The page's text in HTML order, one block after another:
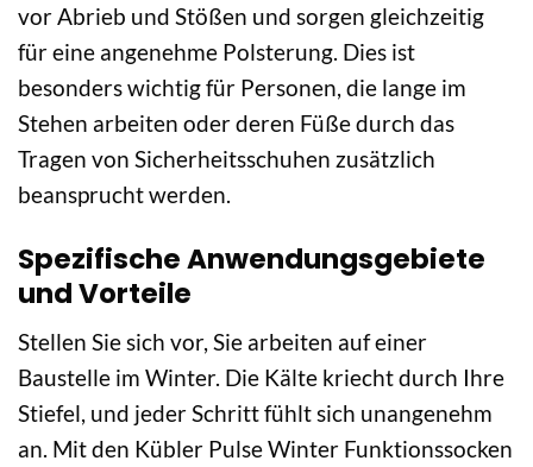
vor Abrieb und Stößen und sorgen gleichzeitig
für eine angenehme Polsterung. Dies ist
besonders wichtig für Personen, die lange im
Stehen arbeiten oder deren Füße durch das
Tragen von Sicherheitsschuhen zusätzlich
beansprucht werden.
Spezifische Anwendungsgebiete
und Vorteile
Stellen Sie sich vor, Sie arbeiten auf einer
Baustelle im Winter. Die Kälte kriecht durch Ihre
Stiefel, und jeder Schritt fühlt sich unangenehm
an. Mit den Kübler Pulse Winter Funktionssocken